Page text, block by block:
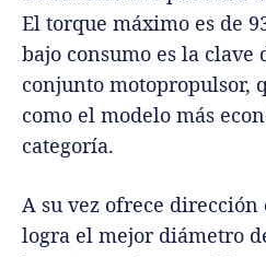
El torque máximo es de
bajo consumo es la clave
conjunto motopropulsor,
como el modelo más
categoría.
A su vez ofrece dirección
logra el mejor diámetro